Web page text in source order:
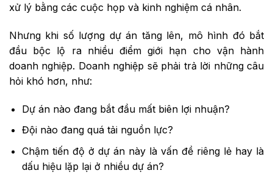
xử lý bằng các cuộc họp và kinh nghiệm cá nhân.
Nhưng khi số lượng dự án tăng lên, mô hình đó bắt
đầu bộc lộ ra nhiều điểm giới hạn cho vận hành
doanh nghiệp. Doanh nghiệp sẽ phải trả lời những câu
hỏi khó hơn, như:
Dự án nào đang bắt đầu mất biên lợi nhuận?
Đội nào đang quá tải nguồn lực?
Chậm tiến độ ở dự án này là vấn đề riêng lẻ hay là
dấu hiệu lặp lại ở nhiều dự án?